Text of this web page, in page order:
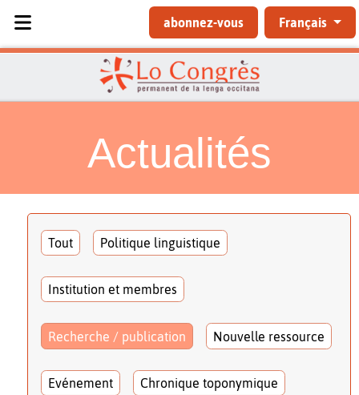
abonnez-vous Français
Actualités
Tout Politique linguistique
Institution et membres
Recherche / publication Nouvelle ressource
Evénement Chronique toponymique